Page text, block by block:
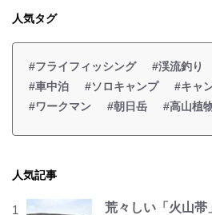
人気タグ
#フライフィッシング #渓流釣り
#車中泊
#ソロキャンプ
#キャ
#ワークマン
#朝日岳 #高山植
人気記事
荒々しい「火山帯